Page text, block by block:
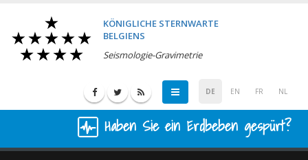
KÖNIGLICHE STERNWARTE
BELGIENS
Seismologie-Gravimetrie
DE EN FR NL
Haben Sie ein Erdbeben gespürt?